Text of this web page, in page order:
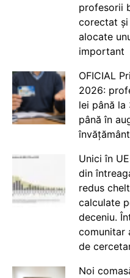
profesorii
corectat și
alocate
important
OFICIAL
2026:
lei până
până în
învățământ
Unici în
din
redus
calculate
deceniu.
comunitar
de
Noi